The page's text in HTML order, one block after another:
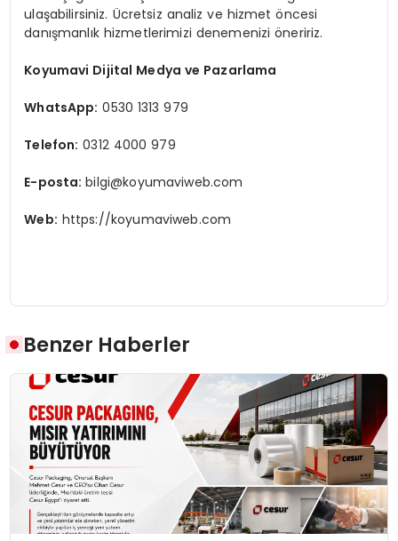
ulaşabilirsiniz. Ücretsiz analiz ve hizmet öncesi
danışmanlık hizmetlerimizi denemenizi öneririz.
Koyumavi Dijital Medya ve Pazarlama
WhatsApp: 0530 1313 979
Telefon: 0312 4000 979
E-posta:bilgi@koyumaviweb.com
Web: https://koyumaviweb.com
Benzer Haberler